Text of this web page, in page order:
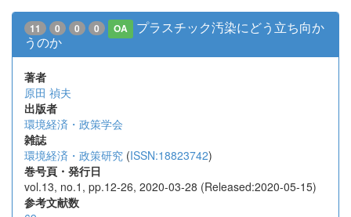
11 0 0 0 OA
プラスチック汚染にどう立ち向か
うのか
著者
原田 禎夫
出版者
環境経済・政策学会
雑誌
環境経済・政策研究 (ISSN:18823742)
巻号頁・発行日
vol.13, no.1, pp.12-26, 2020-03-28 (Released:2020-05-15)
参考文献数